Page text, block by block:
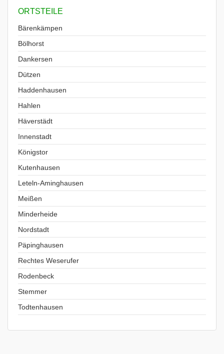
ORTSTEILE
Bärenkämpen
Bölhorst
Dankersen
Dützen
Haddenhausen
Hahlen
Häverstädt
Innenstadt
Königstor
Kutenhausen
Leteln-Aminghausen
Meißen
Minderheide
Nordstadt
Päpinghausen
Rechtes Weserufer
Rodenbeck
Stemmer
Todtenhausen